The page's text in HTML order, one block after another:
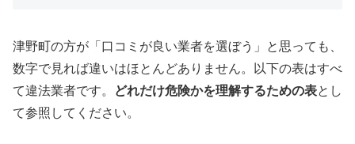
津野町の方が「口コミが良い業者を選ぼう」と思っても、
数字で見れば違いはほとんどありません。以下の表はすべ
て違法業者です。
どれだけ危険かを理解するための表とし
て参照してください。